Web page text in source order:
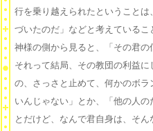
行を乗り越えられたということ
づいたのだ」などと考えている
神様の側から見ると、「その君の
それって結局、その教団の利益
の、さっさと止めて、何かのボ
いんじゃない」とか、「他の人
とだけど、なんで君自身は、そ